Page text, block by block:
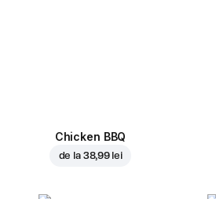
Chicken BBQ
de la 38,99 lei